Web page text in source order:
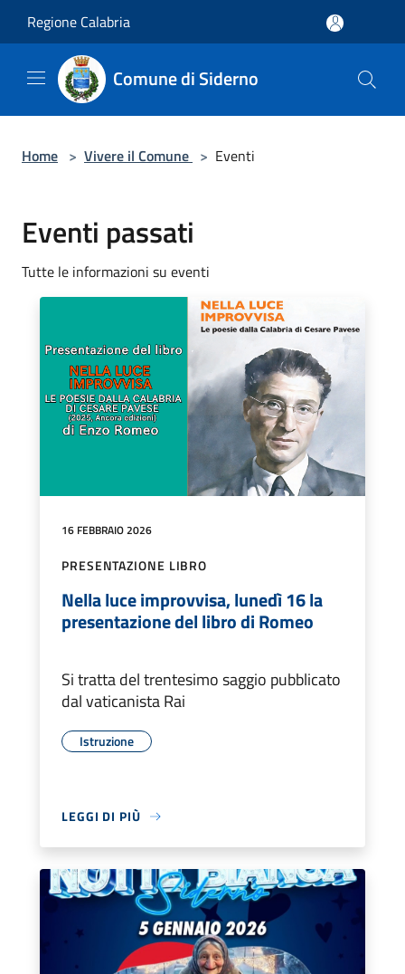
Regione Calabria
Comune di Siderno
Home > Vivere il Comune > Eventi
Eventi passati
Tutte le informazioni su eventi
16 FEBBRAIO 2026
PRESENTAZIONE LIBRO
Nella luce improvvisa, lunedì 16 la
presentazione del libro di Romeo
Si tratta del trentesimo saggio pubblicato
dal vaticanista Rai
Istruzione
LEGGI DI PIÙ